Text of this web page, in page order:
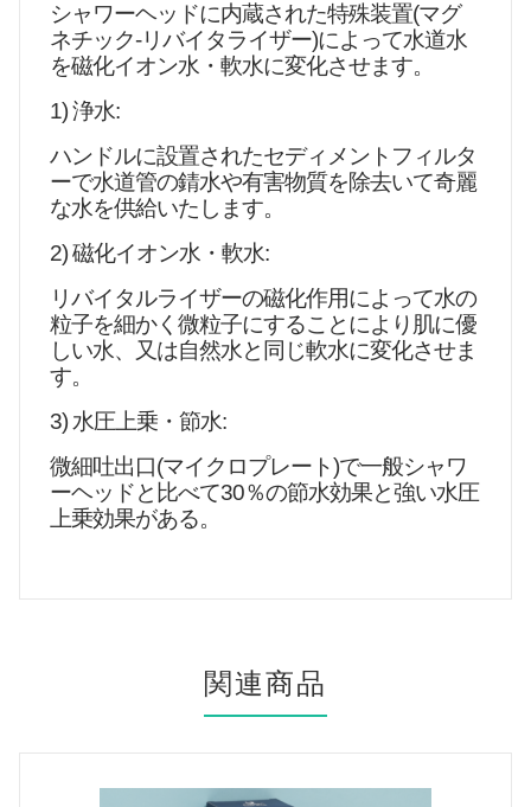
シャワーヘッドに内蔵された特殊装置(マグ
ネチック‐リバイタライザー)によって水道水
を磁化イオン水・軟水に変化させます。
1) 浄水:
ハンドルに設置されたセディメントフィルタ
ーで水道管の錆水や有害物質を除去いて奇麗
な水を供給いたします。
2) 磁化イオン水・軟水:
リバイタルライザーの磁化作用によって水の
粒子を細かく微粒子にすることにより肌に優
しい水、又は自然水と同じ軟水に変化させま
す。
3) 水圧上乗・節水:
微細吐出口(マイクロプレート)で一般シャワ
ーヘッドと比べて30％の節水効果と強い水圧
上乗効果がある。
関連商品